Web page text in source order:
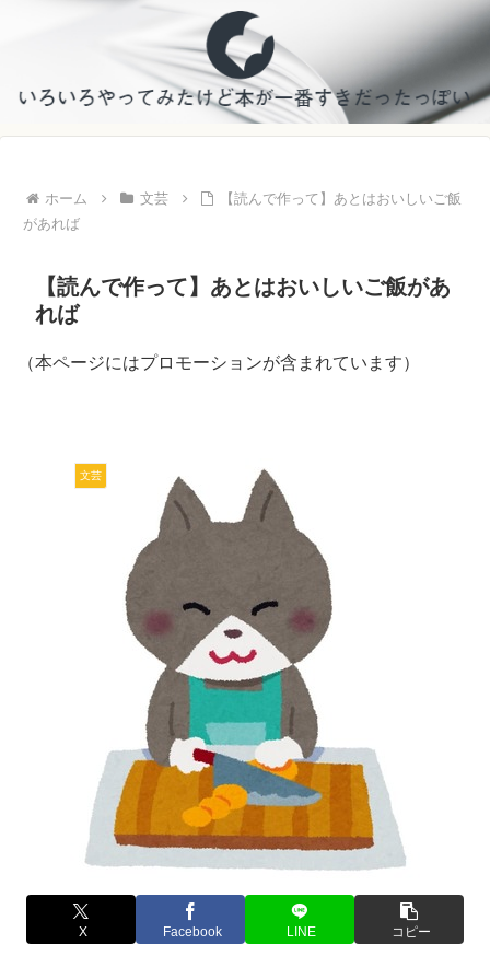
ホーム 文芸
【読んで作って】あとはおいしいご飯
があれば
【読んで作って】あとはおいしいご飯があ
れば
（本ページにはプロモーションが含まれています）
文芸
X Facebook LINE コピー